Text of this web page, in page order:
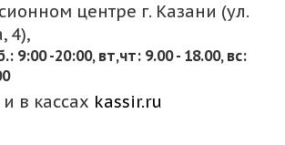
центре г. Казани (ул.
4),
9:00 -20:00, вт,чт: 9.00 - 18.00, вс:
в кассах kassir.ru